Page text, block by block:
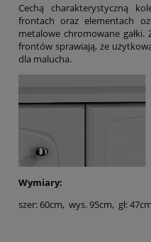
Cechą charakterystyczną
frontach oraz elementach
metalowe chromowane gałki.
frontów sprawiają, że
dla malucha.
Wymiary:
szer: 60cm, wys. 95cm, gł: 47cm